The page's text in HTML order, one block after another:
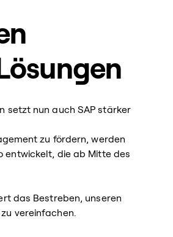
setzt nun auch SAP stärker
zu fördern, werden
entwickelt, die ab Mitte des
das Bestreben, unseren
vereinfachen.